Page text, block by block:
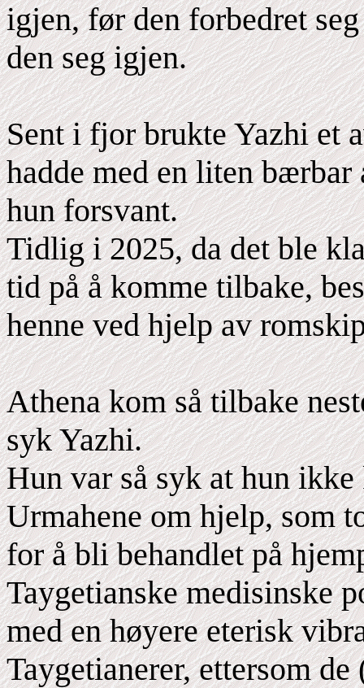
igjen, før den forbedret
den seg igjen.
Sent i fjor brukte Yazhi et
hadde med en liten
hun forsvant.
Tidlig i 2025, da det ble
tid på å komme tilbake,
henne ved hjelp av
Athena kom så tilbake
syk Yazhi.
Hun var så syk at hun
Urmahene om hjelp, som
for å bli behandlet på
Taygetianske medisinske
med en høyere eterisk
Taygetianerer, ettersom